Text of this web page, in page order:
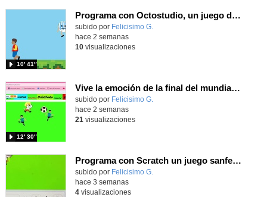
Programa con Octostudio, un juego de 4 personajes ganando la copa del mundo saltando y esquivando rivales.
Contenido educativo.
subido por Felicisimo G.
10′ 41″
hace 2 semanas
10visualizaciones
Vive la emoción de la final del mundial programando con Scratch, un juego de toques y esquivar contrarios
Contenido educativo.
subido por Felicisimo G.
12′ 30″
hace 2 semanas
21 visualizaciones
Programa con Scratch un juego sanferminero con Mikel Merino evitando toros y dando toques al balón.
Contenido educativo.
subido por Felicisimo G.
hace 3 semanas
4visualizaciones